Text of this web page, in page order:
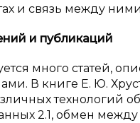
и связь между
и публикаций
много статей,
В книге Е. Ю.
технологий
2.1, обмен между